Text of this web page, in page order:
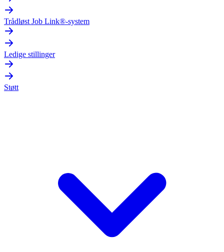
Trådløst Job Link®-system
Ledige stillinger
Støtt